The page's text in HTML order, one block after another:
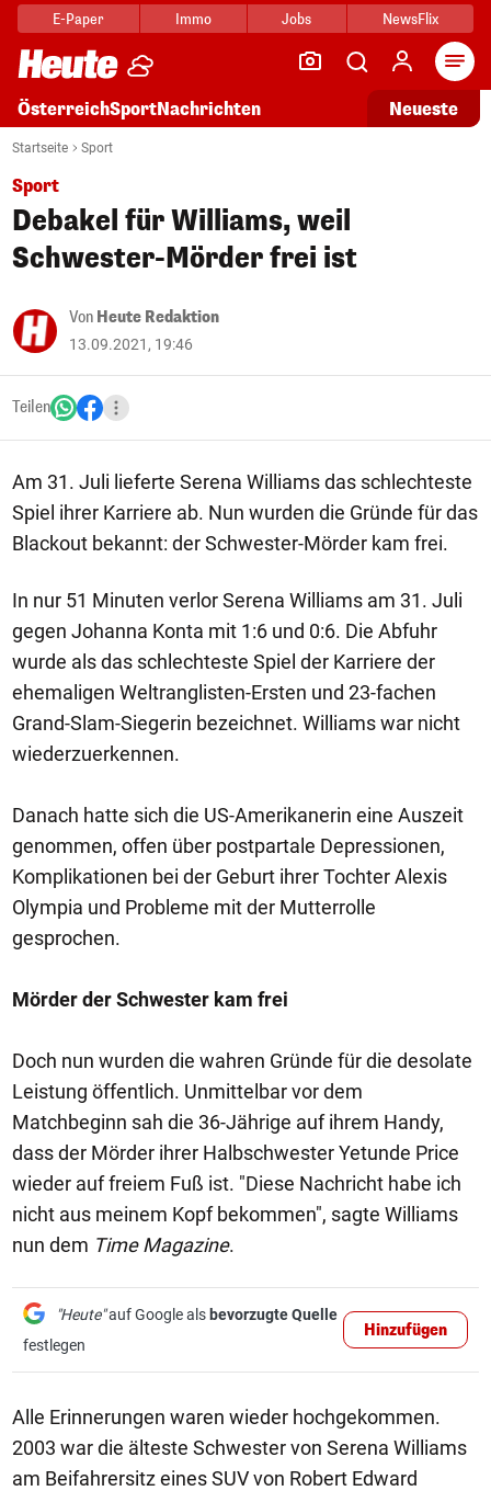
E-Paper Immo Jobs NewsFlix
ÖsterreichSportNachrichten Neueste
Startseite Sport
Sport
Debakel für Williams, weil
Schwester-Mörder frei ist
Von Heute Redaktion
13.09.2021, 19:46
Teilen
Am 31. Juli lieferte Serena Williams das schlechteste
Spiel ihrer Karriere ab. Nun wurden die Gründe für das
Blackout bekannt: der Schwester-Mörder kam frei.
In nur 51 Minuten verlor Serena Williams am 31. Juli
gegen Johanna Konta mit 1:6 und 0:6. Die Abfuhr
wurde als das schlechteste Spiel der Karriere der
ehemaligen Weltranglisten-Ersten und 23-fachen
Grand-Slam-Siegerin bezeichnet. Williams war nicht
wiederzuerkennen.
Danach hatte sich die US-Amerikanerin eine Auszeit
genommen, offen über postpartale Depressionen,
Komplikationen bei der Geburt ihrer Tochter Alexis
Olympia und Probleme mit der Mutterrolle
gesprochen.
Mörder der Schwester kam frei
Doch nun wurden die wahren Gründe für die desolate
Leistung öffentlich. Unmittelbar vor dem
Matchbeginn sah die 36-Jährige auf ihrem Handy,
dass der Mörder ihrer Halbschwester Yetunde Price
wieder auf freiem Fuß ist. "Diese Nachricht habe ich
nicht aus meinem Kopf bekommen", sagte Williams
nun dem Time Magazine.
"Heute"auf Google als bevorzugte Quelle
festlegen
Hinzufügen
Alle Erinnerungen waren wieder hochgekommen.
2003 war die älteste Schwester von Serena Williams
am Beifahrersitz eines SUV von Robert Edward